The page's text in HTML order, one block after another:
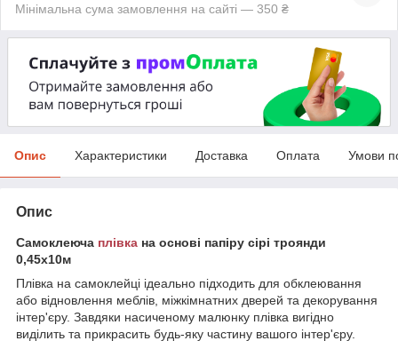
Мінімальна сума замовлення на сайті — 350 ₴
Опис Характеристики Доставка Оплата Умови
Опис
Самоклеюча плівка на основі папіру сірі троянди
0,45х10м
Плівка на самоклейці ідеально підходить для обклеювання
або відновлення меблів, міжкімнатних дверей та декорування
інтер'єру. Завдяки насиченому малюнку плівка вигідно
виділить та прикрасить будь-яку частину вашого інтер'єру.